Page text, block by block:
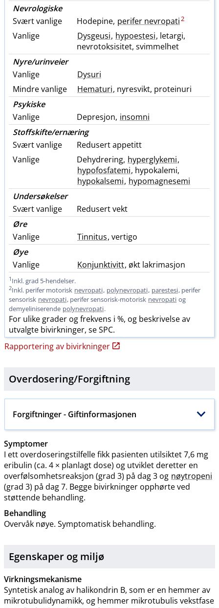
Nevrologiske
Svært vanlige
Hodepine, perifer nevropati2
Vanlige Dysgeusi, hypoestesi, letargi,
nevrotoksisitet, svimmelhet
Nyre​/​urinveier
Vanlige
Dysuri
Mindre vanlige
Hematuri, nyresvikt, proteinuri
Psykiske
Vanlige
Depresjon, insomni
Stoffskifte​/​ernæring
Svært vanlige
Redusert appetitt
Vanlige
Dehydrering, hyperglykemi,
hypofosfatemi, hypokalemi,
hypokalsemi, hypomagnesemi
Undersøkelser
Svært vanlige
Redusert vekt
Øre
Vanlige
Tinnitus, vertigo
Øye
Vanlige
Konjunktivitt, økt lakrimasjon
1 Inkl. grad 5-hendelser.
2Inkl. perifer motorisk nevropati, polynevropati, parestesi, perifer
sensorisk nevropati, perifer sensorisk-motorisk nevropati og
demyeliniserende polynevropati.
For ulike grader og frekvens i %, og beskrivelse av
utvalgte bivirkninger, se SPC.
Rapportering av bivirkninger
Overdosering​/​Forgiftning
Forgiftninger- Giftinformasjonen
Symptomer
I ett overdoseringstilfelle fikk pasienten utilsiktet 7,6 mg
eribulin (ca. 4 × planlagt dose) og utviklet deretter en
overfølsomhetsreaksjon (grad 3) på dag 3 og nøytropeni
(grad 3) på dag 7. Begge bivirkninger opphørte ved
støttende behandling.
Behandling
Overvåk nøye. Symptomatisk behandling.
Egenskaper og miljø
Virkningsmekanisme
Syntetisk analog av halikondrin B, som er en hemmer av
mikrotubulidynamikk, og hemmer mikrotubulis vekstfase